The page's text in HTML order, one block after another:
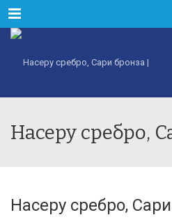
Menu
Насеру сребро,
Насеру сребро,